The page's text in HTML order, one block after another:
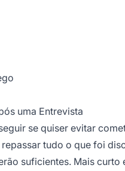
uma Entrevista
se quiser evitar
tudo o que foi
suficientes. Mais curto